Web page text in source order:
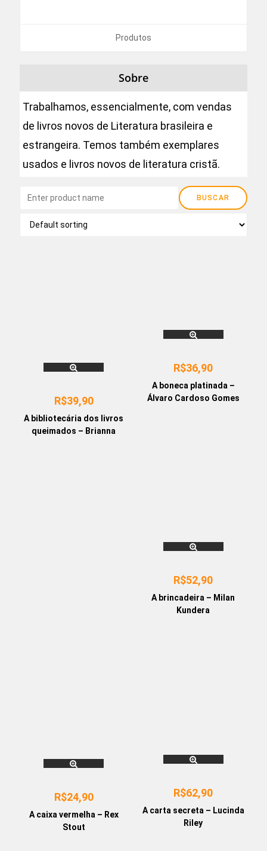
Produtos
Sobre
Trabalhamos, essencialmente, com vendas
de livros novos de Literatura brasileira e
estrangeira. Temos também exemplares
usados e livros novos de literatura cristã.
R$39,90
A bibliotecária dos livros
queimados – Brianna
R$36,90
A boneca platinada –
Álvaro Cardoso Gomes
R$52,90
A brincadeira – Milan
Kundera
R$24,90
A caixa vermelha – Rex
Stout
R$62,90
A carta secreta – Lucinda
Riley